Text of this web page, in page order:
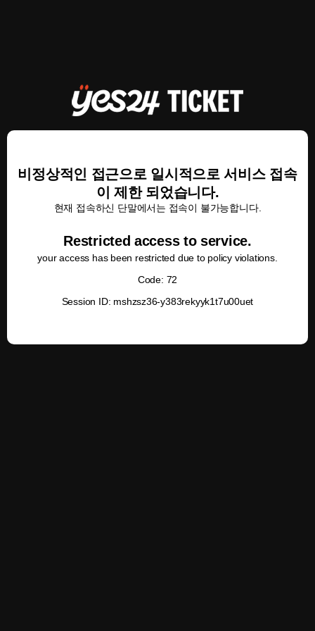
비정상적인 접근으로 일시적으로 서비스 접속
이 제한 되었습니다.
현재 접속하신 단말에서는 접속이 불가능합니다.
Restricted access to service.
your access has been restricted due to policy violations.
Code: 72
Session ID: mshzsz36-y383rekyyk1t7u00uet